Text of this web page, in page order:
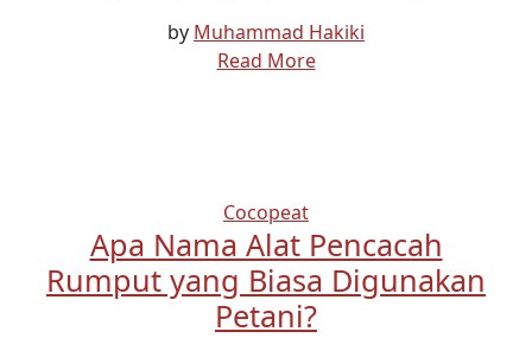
by Muhammad Hakiki
Read More
Cocopeat
Apa Nama Alat Pencacah
Rumput yang Biasa Digunakan
Petani?